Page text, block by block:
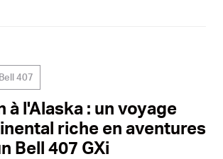
Bell 407
à l'Alaska : un voyage
riche en aventures
Bell 407 GXi